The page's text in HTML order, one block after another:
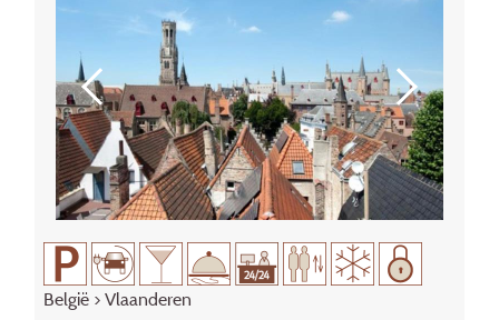
België> Vlaanderen